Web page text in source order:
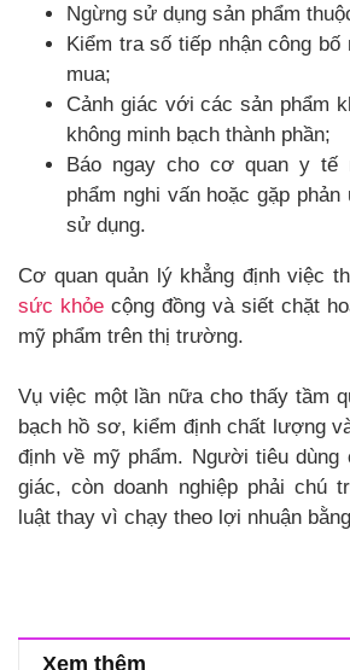
Ngừng sử dụng sản phẩm
Kiểm tra số tiếp nhận công
mua;
Cảnh giác với các sản phẩm
không minh bạch thành phần;
Báo ngay cho cơ quan y tế
phẩm nghi vấn hoặc gặp
sử dụng.
Cơ quan quản lý khẳng định việc
sức khỏe cộng đồng và siết chặt
mỹ phẩm trên thị trường.
Vụ việc một lần nữa cho thấy tầm
bạch hồ sơ, kiểm định chất lượng
định về mỹ phẩm. Người tiêu dùng
giác, còn doanh nghiệp phải chú
luật thay vì chạy theo lợi nhuận
Xem thêm